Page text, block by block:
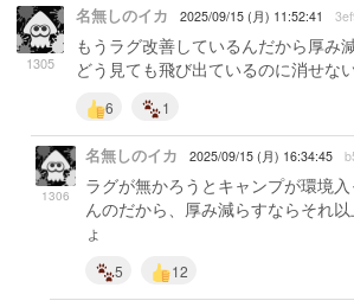
1305
名無しのイカ 2025/09/15 (月) 11:52:41
もうラグ改善しているんだから厚み
どう見ても飛び出ているのに消せな
6 1
1306
名無しのイカ 2025/09/15 (月) 16:34:45
ラグが無かろうとキャンプが環境
んのだから、厚み減らすならそれ
ょ
5 12